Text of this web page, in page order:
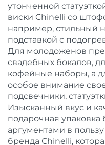
утонченной
виски Chinelli со
например, стильный
подставкой с
Для молодоженов
свадебных бокалов,
кофейные наборы, а
особое внимание
подсвечники,
Изысканный вкус и
подарочная
аргументами в
бренда Сhinelli,